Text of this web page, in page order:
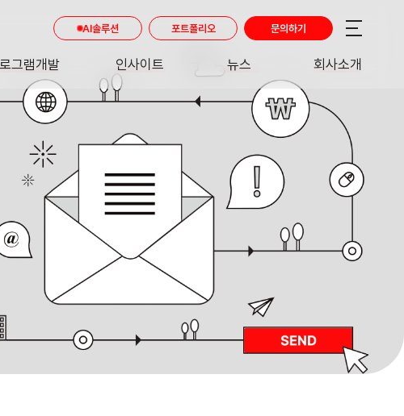
그램개발 인사이트
INSIGHT
뉴스
NEWS
회사소개
AI솔루션 포트폴리오 문의하기